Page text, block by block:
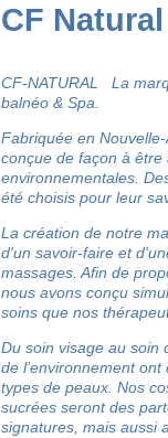
CF Natural
CF-NATURAL La
balnéo & Spa.
Fabriquée en
conçue de façon à
environnementales.
été choisis pour leur
La création de notre
d'un savoir-faire et
massages. Afin de
nous avons conçu
soins que nos
Du soin visage au soin
de l'environnement ont
types de peaux. Nos
sucrées seront des
signatures, mais aussi